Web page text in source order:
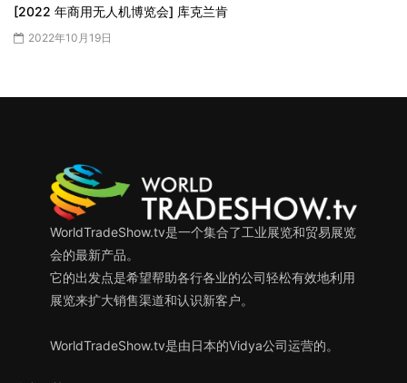
[2022 年商用无人机博览会] 库克兰肯
2022年10月19日
WorldTradeShow.tv是一个集合了工业展览和贸易展览
会的最新产品。
它的出发点是希望帮助各行各业的公司轻松有效地利用
展览来扩大销售渠道和认识新客户。
WorldTradeShow.tv是由日本的Vidya公司运营的。